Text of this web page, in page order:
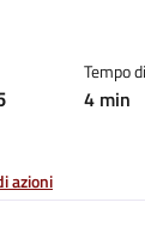
Tempo
4 min
azioni